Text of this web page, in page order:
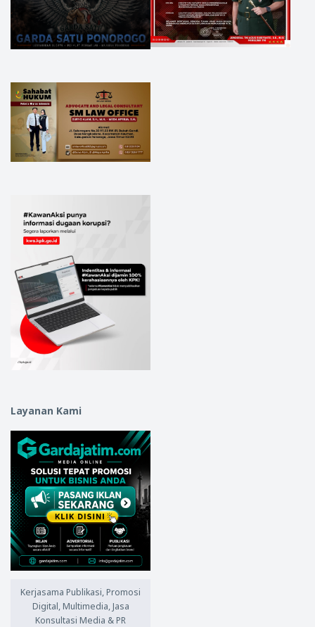
Layanan Kami
Kerjasama Publikasi, Promosi
Digital, Multimedia, Jasa
Konsultasi Media & PR